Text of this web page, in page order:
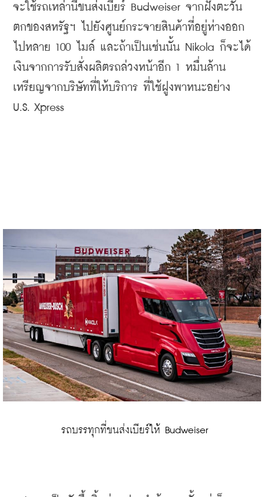
จะใช้รถเหล่านี้ขนส่งเบียร์ Budweiser จากฝั่งตะวัน
ตกของสหรัฐฯ ไปยังศูนย์กระจายสินค้าที่อยู่ห่างออก
ไปหลาย 100 ไมล์ และถ้าเป็นเช่นนั้น Nikola ก็จะได้
เงินจากการรับสั่งผลิตรถล่วงหน้าอีก 1 หมื่นล้าน
เหรียญจากบริษัทที่ให้บริการ ที่ใช้ฝูงพาหนะอย่าง
U.S. Xpress
รถบรรทุกที่ขนส่งเบียร์ให้ Budweiser